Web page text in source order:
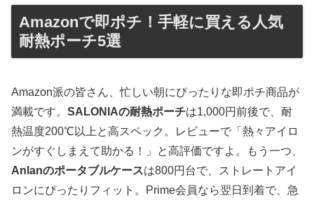
Amazonで即ポチ！手軽に買える人気
耐熱ポーチ5選
Amazon派の皆さん、忙しい朝にぴったりな即ポチ商品が
満載です。 SALONIAの耐熱ポーチは1,000円前後で、耐
熱温度200℃以上と高スペック。レビューで「熱々アイロ
ンがすぐしまえて助かる！」と高評価ですよ。もう一つ、
Anlanのポータブルケースは800円台で、ストレートアイ
ロンにぴったりフィット。Prime会員なら翌日到着で、急